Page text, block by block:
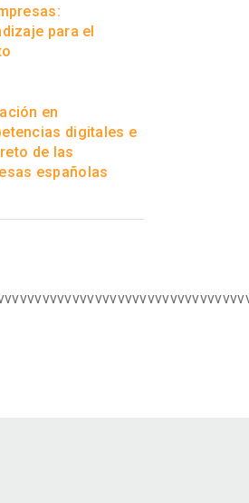
para el
en
digitales e
de las
españolas